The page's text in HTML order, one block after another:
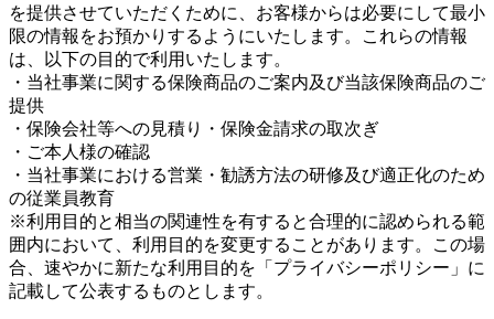
を提供させていただくために、お客様からは必要にして最小
限の情報をお預かりするようにいたします。これらの情報
は、以下の目的で利用いたします。
・当社事業に関する保険商品のご案内及び当該保険商品のご
提供
・保険会社等への見積り・保険金請求の取次ぎ
・ご本人様の確認
・当社事業における営業・勧誘方法の研修及び適正化のため
の従業員教育
※利用目的と相当の関連性を有すると合理的に認められる範
囲内において、利用目的を変更することがあります。この場
合、速やかに新たな利用目的を「プライバシーポリシー」に
記載して公表するものとします。